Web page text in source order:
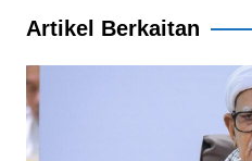
o
k
p
Artikel Berkaitan